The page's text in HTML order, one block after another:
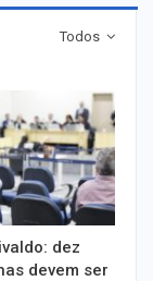
Todos
dez
devem ser